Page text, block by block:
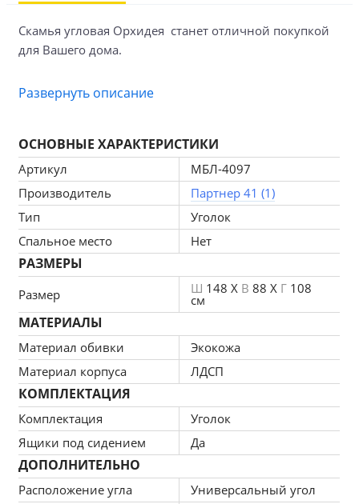
Скамья угловая Орхидея  станет отличной покупкой
Этот недорогой кухонный уголок отличается
изготовления и красивым внешним видом. Модель
производится
из качественной ЛДСП 16 мм . Сиденье и спинка
Материал обивки: Экокожа.
Под сиденьями вместительные ящики для хранения.
Размеры скамьи: Ш 1480/1080мм, Г 530мм, В 880мм.
Развернуть описание
ОСНОВНЫЕ ХАРАКТЕРИСТИКИ
Артикул
МБЛ-4097
Производитель
Партнер 41 (1)
Тип
Уголок
Спальное место
Нет
РАЗМЕРЫ
Размер Ш 148 X В 88 X Г 108
см
МАТЕРИАЛЫ
Материал обивки
Экокожа
Материал корпуса
ЛДСП
КОМПЛЕКТАЦИЯ
Комплектация
Уголок
Ящики под сидением
Да
ДОПОЛНИТЕЛЬНО
Расположение угла
Универсальный угол